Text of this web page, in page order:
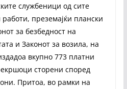
службеници од сите
преземаjќи плански
за безбедност на
и Законот за возила, на
вкупно 773 платни
сторени според
Притоа, во рамки на